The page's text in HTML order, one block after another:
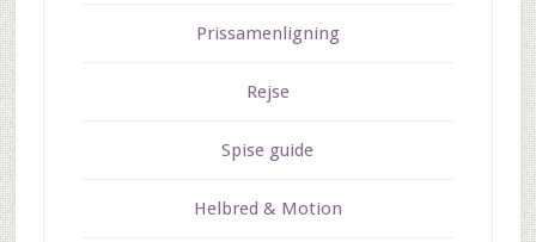
Prissamenligning
Rejse
Spise guide
Helbred & Motion